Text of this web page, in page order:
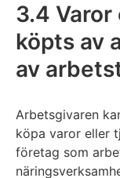
3.4
köpts av
av
Arbetsgivaren
köpa varor eller
företag som